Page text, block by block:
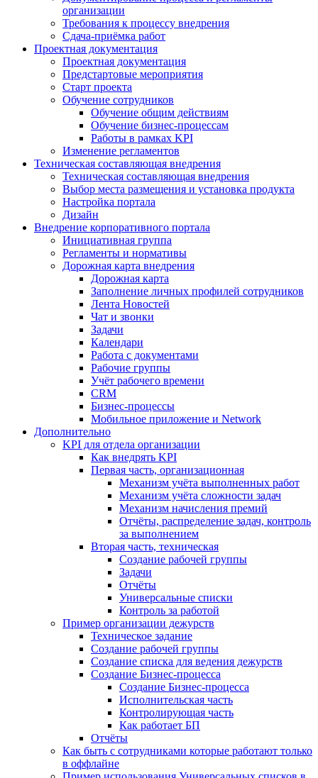
организации
Требования к процессу внедрения
Сдача-приёмка работ
Проектная документация
Проектная документация
Предстартовые мероприятия
Старт проекта
Обучение сотрудников
Обучение общим действиям
Обучение бизнес-процессам
Работы в рамках KPI
Изменение регламентов
Техническая составляющая внедрения
Техническая составляющая внедрения
Выбор места размещения и установка продукта
Настройка портала
Дизайн
Внедрение корпоративного портала
Инициативная группа
Регламенты и нормативы
Дорожная карта внедрения
Дорожная карта
Заполнение личных профилей сотрудников
Лента Новостей
Чат и звонки
Задачи
Календари
Работа с документами
Рабочие группы
Учёт рабочего времени
CRM
Бизнес-процессы
Мобильное приложение и Network
Дополнительно
KPI для отдела организации
Как внедрять KPI
Первая часть, организационная
Механизм учёта выполненных работ
Механизм учёта сложности задач
Механизм начисления премий
Отчёты, распределение задач, контроль
за выполнением
Вторая часть, техническая
Создание рабочей группы
Задачи
Отчёты
Универсальные списки
Контроль за работой
Пример организации дежурств
Техническое задание
Создание рабочей группы
Создание списка для ведения дежурств
Создание Бизнес-процесса
Создание Бизнес-процесса
Исполнительская часть
Контролирующая часть
Как работает БП
Отчёты
Как быть с сотрудниками которые работают только
в оффлайне